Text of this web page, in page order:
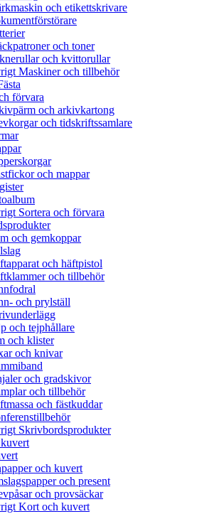
och etikettskrivare
och toner
och kvittorullar
Maskiner och tillbehör
förvara
och arkivkartong
och tidskriftssamlare
och mappar
Sortera och förvara
och gemkoppar
och häftpistol
och tillbehör
och prylställ
och tejphållare
och klister
och knivar
och gradskivor
och tillbehör
och fästkuddar
Skrivbordsprodukter
och kuvert
och present
och provsäckar
Kort och kuvert